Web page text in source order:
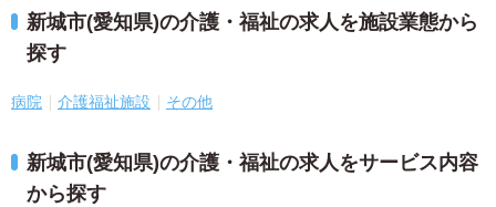
新城市(愛知県)の介護・福祉の求人を施設業態から
探す
病院 介護福祉施設 その他
新城市(愛知県)の介護・福祉の求人をサービス内容
から探す